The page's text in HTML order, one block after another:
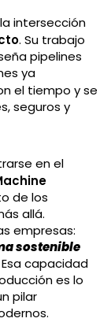
intersección
. Su trabajo
pipelines
ya
el tiempo y se
seguros y
en el
de los
allá.
empresas:
sostenible
Esa capacidad
es lo
pilar